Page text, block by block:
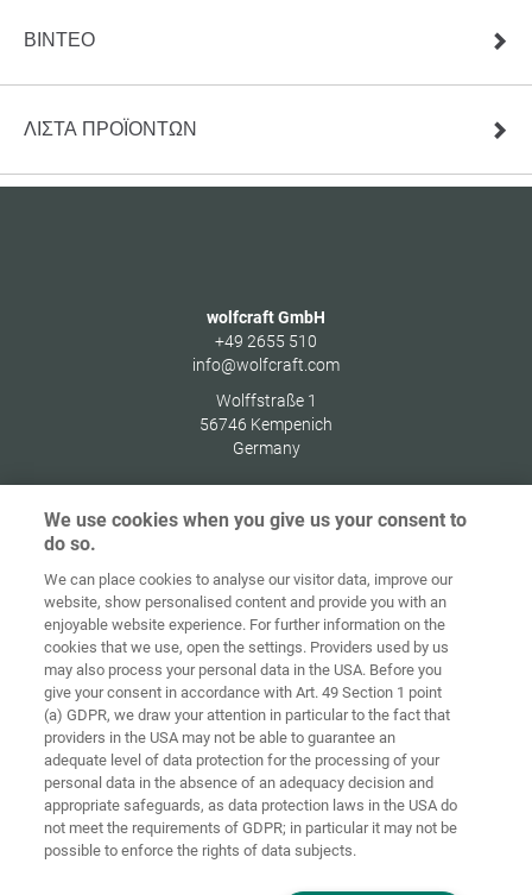
ΒΊΝΤΕΟ
ΛΊΣΤΑ ΠΡΟΪΌΝΤΩΝ
wolfcraft GmbH
+49 2655 510
info@wolfcraft.com
Wolffstraße 1
56746 Kempenich
Germany
Αρχική Επικοινωνία
Στοιχεία
έκδοσης δεδομένων
Γενικοί Όροι
Συναλλαγών
Οδηγίες για
Cookies Σύνδεση
Accessibility
Statement
Ρυθμίσεις cookies
We use cookies when you give us your consent to
do so.
We can place cookies to analyse our visitor data, improve our
website, show personalised content and provide you with an
enjoyable website experience. For further information on the
cookies that we use, open the settings. Providers used by us
may also process your personal data in the USA. Before you
give your consent in accordance with Art. 49 Section 1 point
(a) GDPR, we draw your attention in particular to the fact that
providers in the USA may not be able to guarantee an
adequate level of data protection for the processing of your
personal data in the absence of an adequacy decision and
appropriate safeguards, as data protection laws in the USA do
not meet the requirements of GDPR; in particular it may not be
possible to enforce the rights of data subjects.